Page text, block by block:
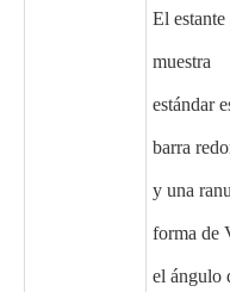
El estante
muestra
estándar
barra
y una
forma de
el ángulo